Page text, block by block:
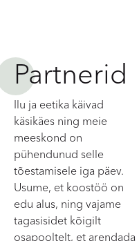
Partnerid
Ilu ja eetika käivad
käsikäes ning meie
meeskond on
pühendunud selle
tõestamisele iga päev.
Usume, et koostöö on
edu alus, ning vajame
tagasisidet kõigilt
osapooltelt, et arendada